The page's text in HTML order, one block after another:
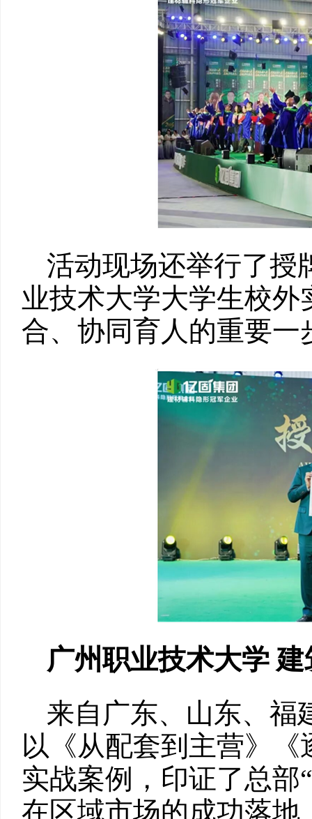
活动现场还举行了授
业技术大学大学生校外
合、协同育人的重要一
广州职业技术大学 建
来自广东、山东、福
以《从配套到主营》
实战案例，印证了总部
在区域市场的成功落